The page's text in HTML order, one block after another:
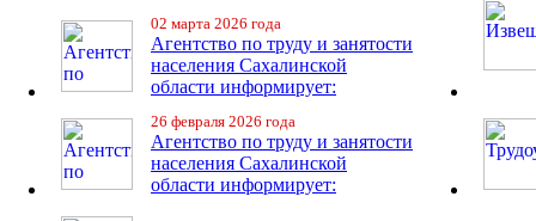
02 марта 2026 года
Агентство по труду и занятости
населения Сахалинской
области информирует:
26 февраля 2026 года
Агентство по труду и занятости
населения Сахалинской
области информирует: